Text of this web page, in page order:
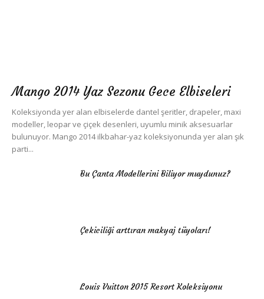
Mango 2014 Yaz Sezonu Gece Elbiseleri
Koleksiyonda yer alan elbiselerde dantel şeritler, drapeler, maxi
modeller, leopar ve çiçek desenleri, uyumlu minik aksesuarlar
bulunuyor. Mango 2014 ilkbahar-yaz koleksiyonunda yer alan şık
parti...
Bu Çanta Modellerini Biliyor muydunuz?
Çekiciliği arttıran makyaj tüyoları!
Louis Vuitton 2015 Resort Koleksiyonu